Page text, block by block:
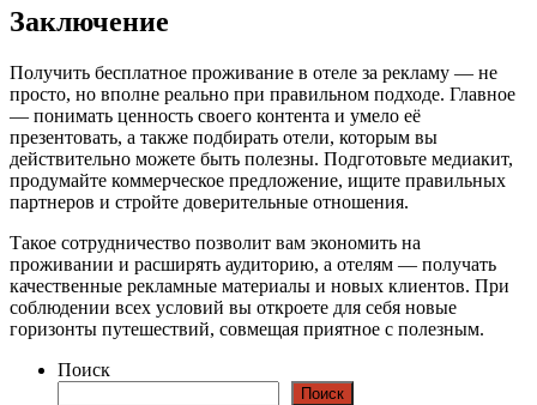
Заключение
Получить бесплатное проживание в отеле за рекламу — не
просто, но вполне реально при правильном подходе. Главное
— понимать ценность своего контента и умело её
презентовать, а также подбирать отели, которым вы
действительно можете быть полезны. Подготовьте медиакит,
продумайте коммерческое предложение, ищите правильных
партнеров и стройте доверительные отношения.
Такое сотрудничество позволит вам экономить на
проживании и расширять аудиторию, а отелям — получать
качественные рекламные материалы и новых клиентов. При
соблюдении всех условий вы откроете для себя новые
горизонты путешествий, совмещая приятное с полезным.
Поиск
Поиск